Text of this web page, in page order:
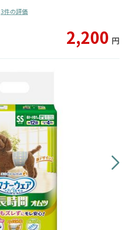
3件の評価
2,200 円